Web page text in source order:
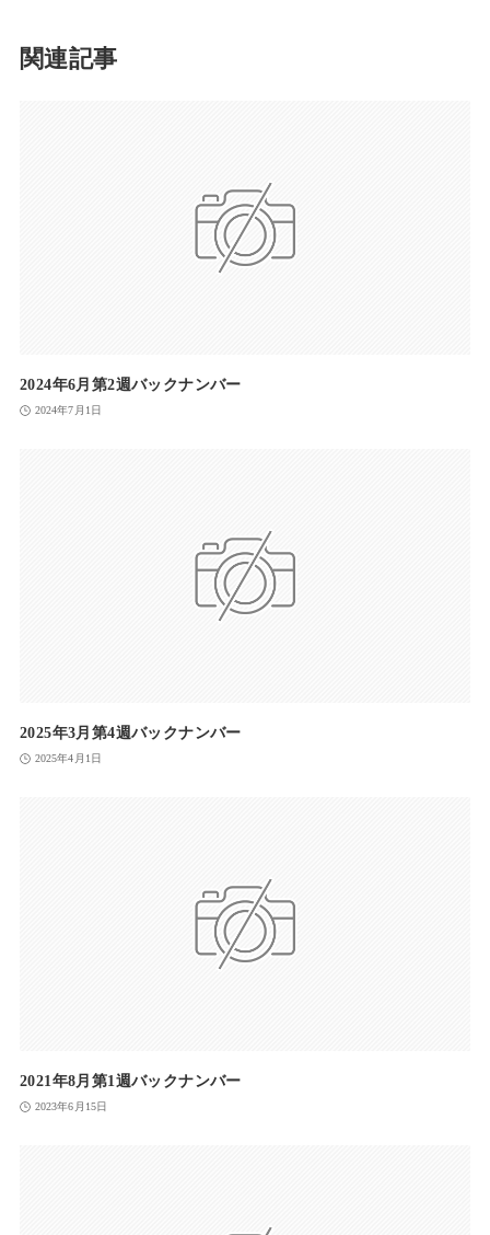
関連記事
2024年6月第2週バックナンバー
2024年7月1日
2025年3月第4週バックナンバー
2025年4月1日
2021年8月第1週バックナンバー
2023年6月15日